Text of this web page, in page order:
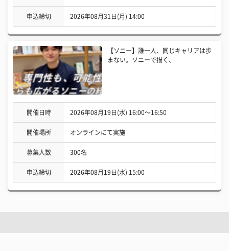
申込締切 2026年08月31日(月) 14:00
【ソニー】誰一人、同じキャリアは歩
まない。ソニーで描く、
開催日時 2026年08月19日(水) 16:00〜16:50
開催場所 オンラインにて実施
募集人数 300名
申込締切 2026年08月19日(水) 15:00